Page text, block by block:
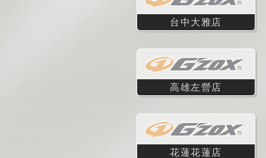
台中大雅店
高雄左營店
花蓮花蓮店